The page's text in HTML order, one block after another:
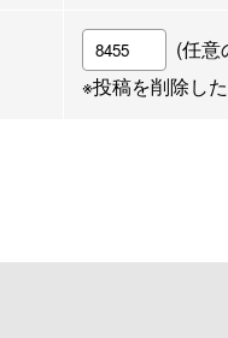
(任意
※投稿を削除し